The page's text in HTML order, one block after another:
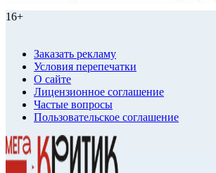
16+
Заказать рекламу
Условия перепечатки
О сайте
Лицензионное соглашение
Частые вопросы
Пользовательское соглашение